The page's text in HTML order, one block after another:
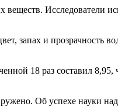
Исследователи
запах и прозрачность
18 раз составил
Об успехе науки